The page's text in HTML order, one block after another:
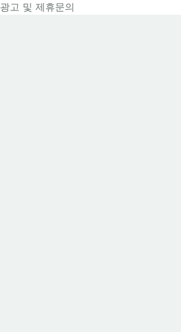
광고 및 제휴문의